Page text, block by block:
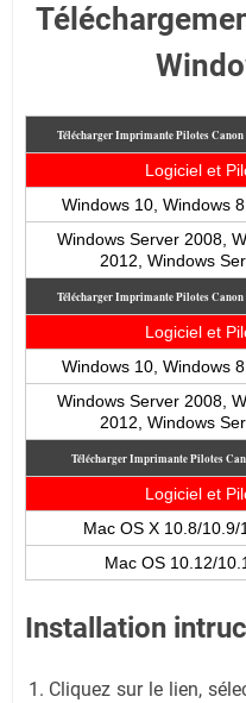
Télécharger Imprimante Pilotes
Logiciel et
Windows 10, Windows
Windows Server 2008,
2012, Windows
Télécharger Imprimante Pilotes
Logiciel et
Windows 10, Windows
Windows Server 2008,
2012, Windows
Télécharger Imprimante Pilotes
Logiciel et
Mac OS X 10.8/10.9/
Mac OS 10.12/
Installation
Cliquez sur le lien,